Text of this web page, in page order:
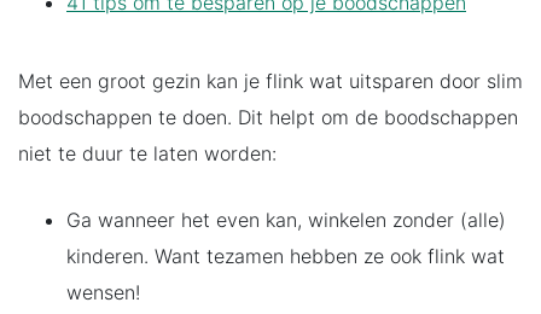
Met een groot gezin kan je flink wat uitsparen door slim
boodschappen te doen. Dit helpt om de boodschappen
niet te duur te laten worden:
Ga wanneer het even kan, winkelen zonder (alle)
kinderen. Want tezamen hebben ze ook flink wat
wensen!